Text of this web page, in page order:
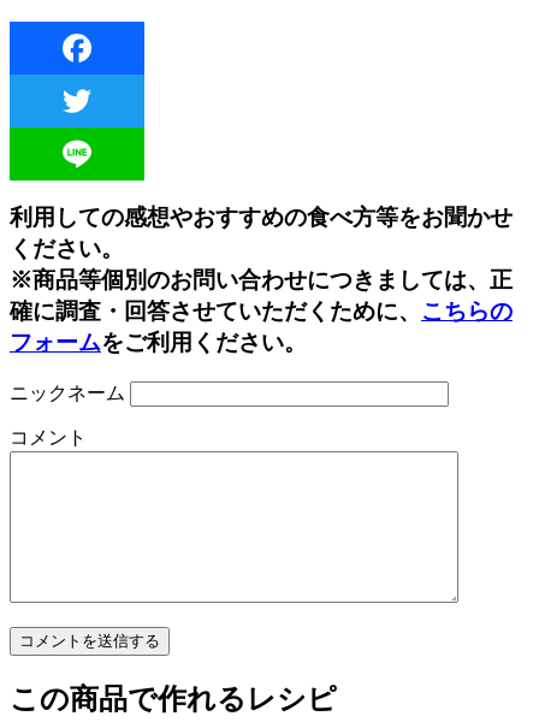
利用しての感想やおすすめの食べ方等をお聞かせ
ください。
※商品等個別のお問い合わせにつきましては、正
確に調査・回答させていただくために、 こちらの
フォームをご利用ください。
ニックネーム
コメント
この商品で作れるレシピ